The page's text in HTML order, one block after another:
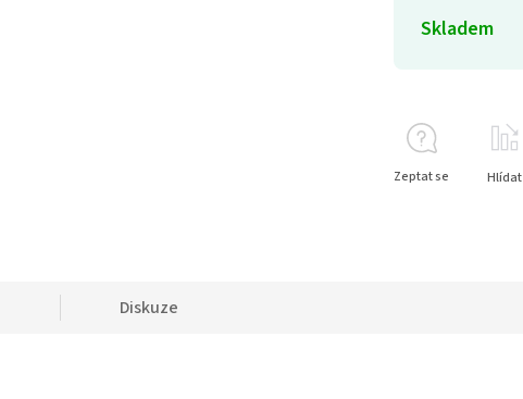
Skladem
Zeptat se Hlídat
Diskuze